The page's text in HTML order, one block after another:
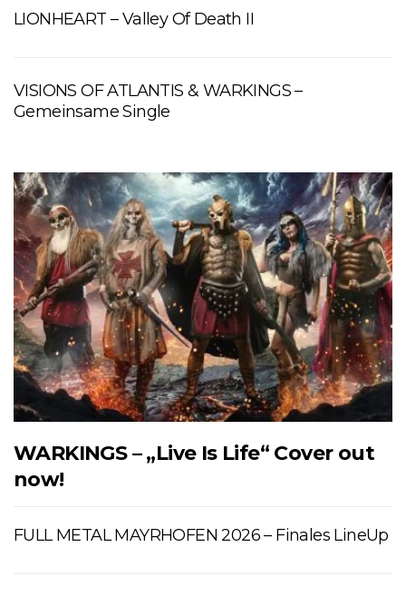
LIONHEART – Valley Of Death II
VISIONS OF ATLANTIS & WARKINGS –
Gemeinsame Single
WARKINGS – „Live Is Life“ Cover out
now!
FULL METAL MAYRHOFEN 2026 – Finales LineUp